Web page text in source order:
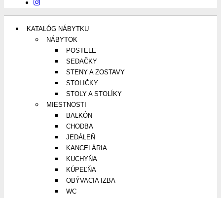
KATALÓG NÁBYTKU
NÁBYTOK
POSTELE
SEDAČKY
STENY A ZOSTAVY
STOLIČKY
STOLY A STOLÍKY
MIESTNOSTI
BALKÓN
CHODBA
JEDÁLEŇ
KANCELÁRIA
KUCHYŇA
KÚPEĽŇA
OBÝVACIA IZBA
WC